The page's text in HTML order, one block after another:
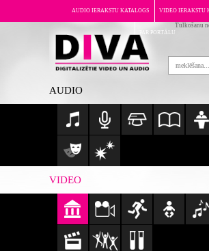
AUDIO IERAKSTU KATALOGS VIDEO IERAKSTU
PAR PORTĀLU
Tulkošanu
AUDIO
VIDEO